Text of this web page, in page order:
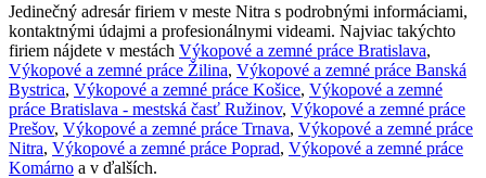
Jedinečný adresár firiem v meste Nitra s podrobnými informáciami,
kontaktnými údajmi a profesionálnymi videami. Najviac takýchto
firiem nájdete v mestách Výkopové a zemné práce Bratislava,
Výkopové a zemné práce Žilina, Výkopové a zemné práce Banská
Bystrica, Výkopové a zemné práce Košice, Výkopové a zemné
práce Bratislava - mestská časť Ružinov, Výkopové a zemné práce
Prešov, Výkopové a zemné práce Trnava, Výkopové a zemné práce
Nitra, Výkopové a zemné práce Poprad, Výkopové a zemné práce
Komárno a v ďalších.